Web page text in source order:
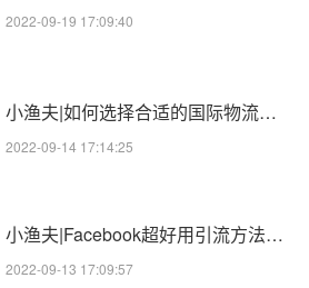
2022-09-19 17:09:40
小渔夫|如何选择合适的国际物流和快递方式来降低跨境电商的成本？
2022-09-14 17:14:25
小渔夫|Facebook超好用引流方法，16种之多你用了几种？
2022-09-13 17:09:57